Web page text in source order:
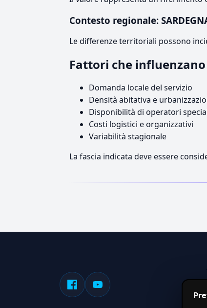
Contesto regionale:
Le differenze territoriali possono
Fattori che influenzano
Domanda locale del servizio
Densità abitativa e
Disponibilità di operatori
Costi logistici e organizzativi
Variabilità stagionale
La fascia indicata deve essere